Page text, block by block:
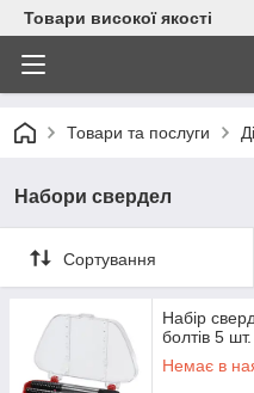
Товари високої якості
Товари та послуги
Набори свердел
Сортування
Набір
болтів 5
Немає в